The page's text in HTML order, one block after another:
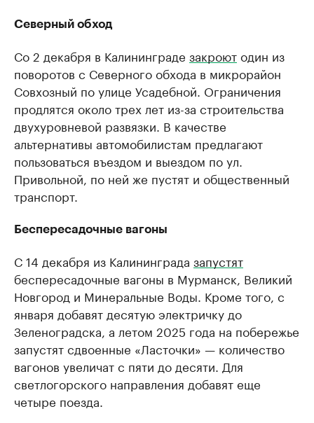
Северный обход
Со 2 декабря в Калининграде закроютодин из
поворотов с Северного обхода в микрорайон
Совхозный по улице Усадебной. Ограничения
продлятся около трех лет из-за строительства
двухуровневой развязки. В качестве
альтернативы автомобилистам предлагают
пользоваться въездом и выездом по ул.
Привольной, по ней же пустят и общественный
транспорт.
Беспересадочные вагоны
С 14 декабря из Калининграда запустят
беспересадочные вагоны в Мурманск, Великий
Новгород и Минеральные Воды. Кроме того, с
января добавят десятую электричку до
Зеленоградска, а летом 2025 года на побережье
запустят сдвоенные «Ласточки» — количество
вагонов увеличат с пяти до десяти. Для
светлогорского направления добавят еще
четыре поезда.